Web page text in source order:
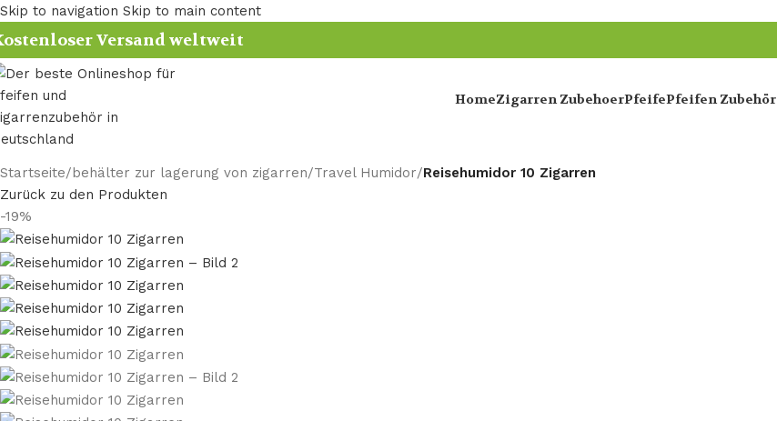
Skip to navigation Skip to main content
Versand weltweit
HomeZigarren ZubehoerPfeifePfeifen Zubehör
Startseite/behälter zur lagerung von zigarren​/Travel Humidor/Reisehumidor 10 Zigarren
Zurück zu den Produkten
-19%